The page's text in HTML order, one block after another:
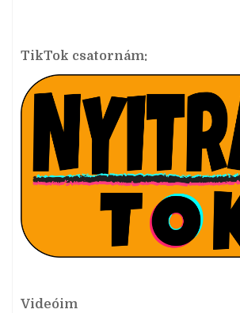
TikTok csatornám:
Videóim